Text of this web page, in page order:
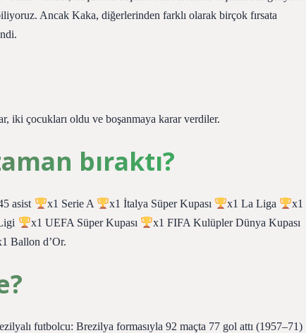
Ancak Kaka, diğerlerinden farklı olarak birçok fırsata
iki çocukları oldu ve boşanmaya karar verdiler.
bıraktı?
asist x1 Serie A x1 İtalya Süper Kupası x1 La Liga
x1
x1 UEFA Süper Kupası
x1 FIFA Kulüpler Dünya Kupası
Ballon d’Or.
futbolcu: Brezilya formasıyla 92 maçta 77 gol attı (1957–71)